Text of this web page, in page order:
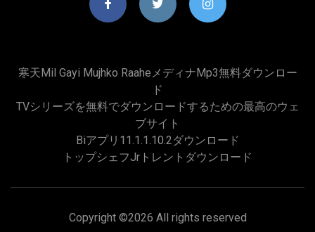
寒天mil Gayi Mujhko Raaheメディナmp3無料ダウンロー
ド
TVシリーズを無料でダウンロードするための最高のウェ
ブサイト
Biアプリ11.1.1.10.2ダウンロード
トップシェフjrトレントダウンロード
Copyright ©2026 All rights reserved